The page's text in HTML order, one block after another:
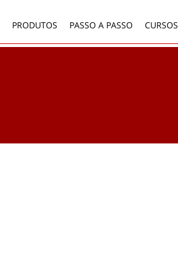
PRODUTOS PASSO A PASSO CURSOS